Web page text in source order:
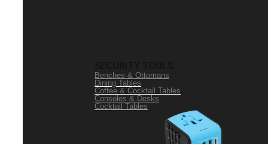
Benches & Ottomans
Dining Tables
Coffee & Cocktail Tables
Consoles & Desks
Cocktail Tables